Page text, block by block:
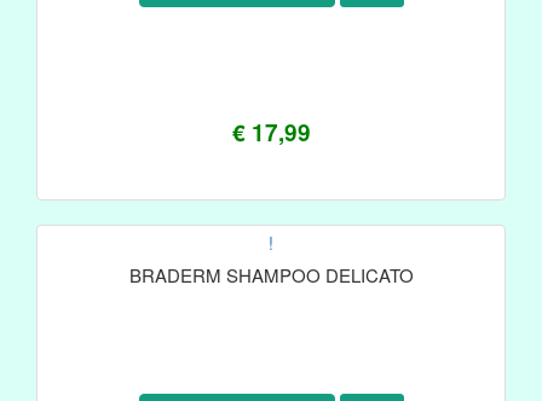
€ 17,99
!
BRADERM SHAMPOO DELICATO